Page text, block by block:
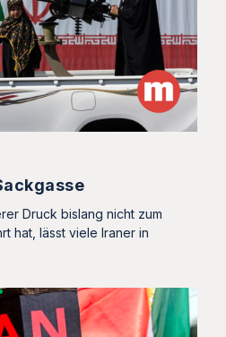
Druck bislang nicht zum
hat, lässt viele Iraner in